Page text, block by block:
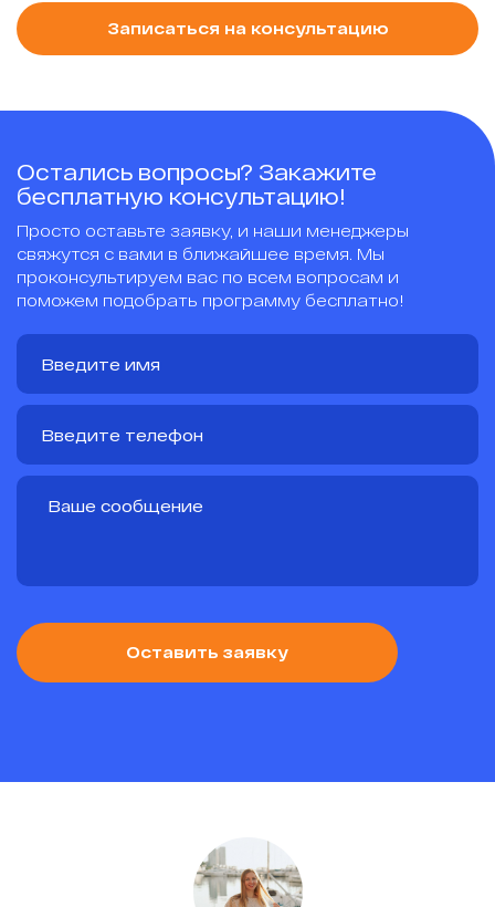
Записаться на консультацию
Остались вопросы? Закажите
бесплатную консультацию!
Просто оставьте заявку, и наши менеджеры
свяжутся с вами в ближайшее время. Мы
проконсультируем вас по всем вопросам и
поможем подобрать программу бесплатно!
Оставить заявку